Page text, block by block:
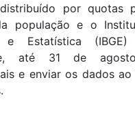
por quotas
população e o
e Estatística
até 31 de
e enviar os dados ao